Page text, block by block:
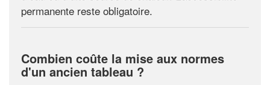
permanente reste obligatoire.
Combien coûte la mise aux normes
d'un ancien tableau ?